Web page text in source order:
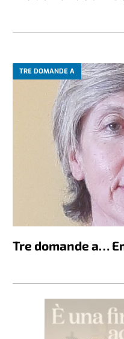
TRE DOMANDE A
Tre domande a…